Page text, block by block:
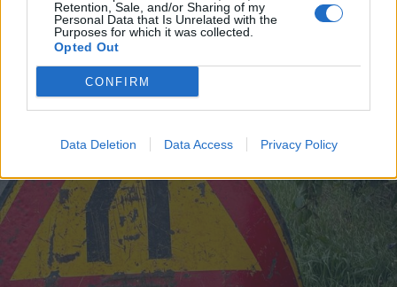
Retention, Sale, and/or Sharing of my
Personal Data that Is Unrelated with the
Purposes for which it was collected.
Opted Out
CONFIRM
Data Deletion Data Access Privacy Policy